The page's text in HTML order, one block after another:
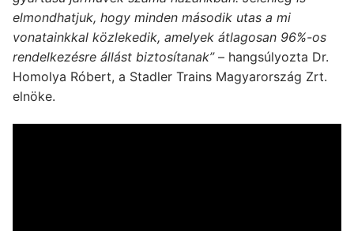
elmondhatjuk, hogy minden második utas a mi
vonatainkkal közlekedik, amelyek átlagosan 96%-os
rendelkezésre állást biztosítanak”– hangsúlyozta Dr.
Homolya Róbert, a Stadler Trains Magyarország Zrt.
elnöke.